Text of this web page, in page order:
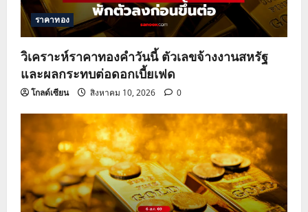
ราคาทอง
วิเคราะห์ราคาทองคำวันนี้ ตัวเลขจ้างงานสหรัฐ
และผลกระทบต่อดอกเบี้ยเฟด
โกลด์เซียน สิงหาคม 10, 2026 0